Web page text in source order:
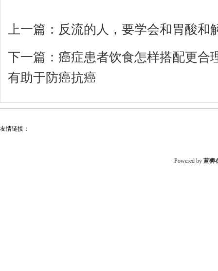
上一篇： 反流的人，要学会和胃酸和
下一篇： 癌症患者饮食怎样搭配更合
有助于防癌抗癌
友情链接：
Powered by 蓝狮